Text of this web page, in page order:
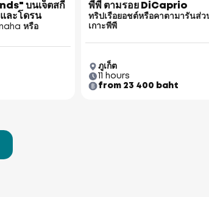
บนเจ็ตสกี
ละโดรน
หรือ
พีพี ตามรอย DiCaprio
ทริปเรือยอชต์หรือคาตามารันส่ว
เกาะพีพี
ภูเก็ต
11 hours
from 23 400 baht